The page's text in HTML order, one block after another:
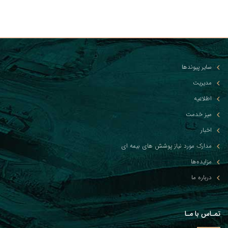
سایر پیوندها
مدیریت
اطلاعیه
میز خدمت
اخبار
مدارک مورد نیاز پوشش های بیمه ای
مزایده‌ها
درباره ما
تمـاس با مـا